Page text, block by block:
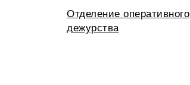
Отделение оперативного
дежурства